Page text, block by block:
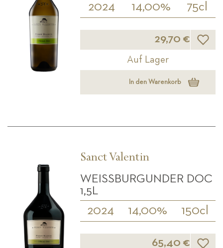
2024 14,00% 75cl
29,70 €
Auf Lager
In den Warenkorb
Sanct Valentin
WEISSBURGUNDER DOC 1
,5L
2024 14,00% 150cl
65,40 €